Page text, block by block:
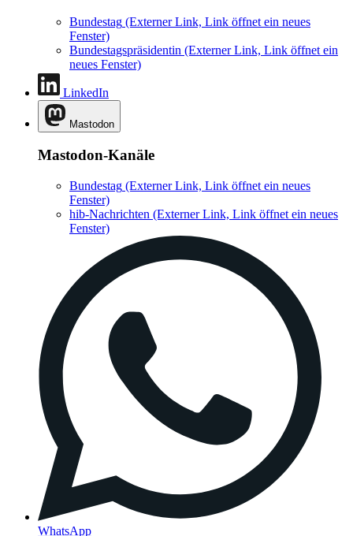
Bundestag (Externer Link, Link öffnet ein neues
Fenster)
Bundestagspräsidentin (Externer Link, Link öffnet ein
neues Fenster)
LinkedIn
Mastodon
Mastodon-Kanäle
Bundestag (Externer Link, Link öffnet ein neues
Fenster)
hib-Nachrichten (Externer Link, Link öffnet ein neues
Fenster)
WhatsApp